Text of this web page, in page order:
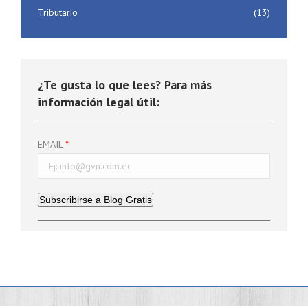
Tributario
(13)
¿Te gusta lo que lees? Para más
información legal útil:
EMAIL
Subscribirse a Blog Gratis